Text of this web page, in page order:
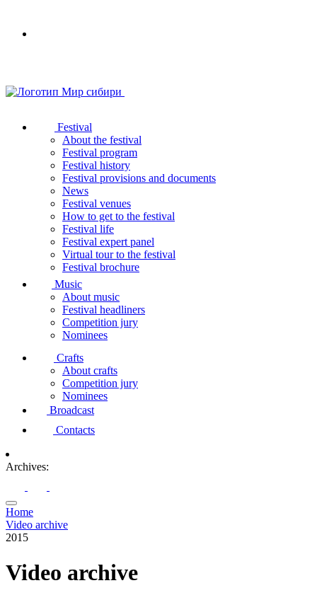
browser
Festival
About the festival
Festival program
Festival history
Festival provisions and documents
News
Festival venues
How to get to the festival
Festival life
Festival expert panel
Virtual tour to the festival
Festival brochure
Music
About music
Festival headliners
Competition jury
Nominees
Crafts
About crafts
Competition jury
Nominees
Broadcast
Contacts
Archives:
Home
Video archive
2015
Video archive